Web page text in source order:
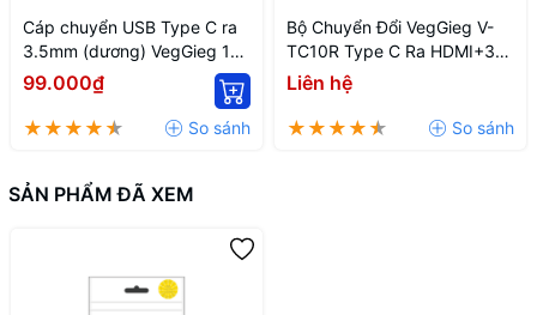
Cáp chuyển USB Type C ra
3.5mm (dương) VegGieg 1m
V-A624
99.000₫
Bộ Chuyển Đổi VegGieg V-
TC10R Type C Ra HDMI+3
USB3.0+Cổng Sạc
PD100W+Typec2.0+Đọc Thẻ
Nhớ SD/TF+Cổng Mạng
Liên hệ
SẢN PHẨM ĐÃ XEM